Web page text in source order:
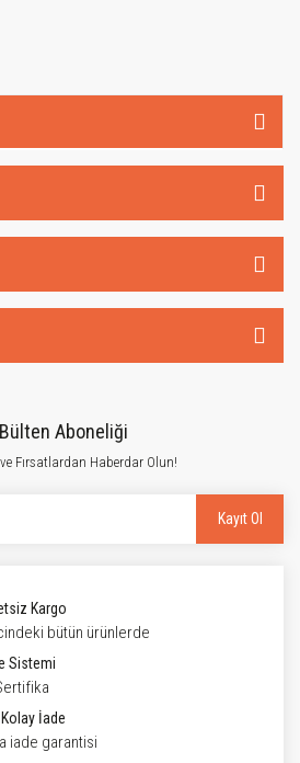
Aboneliği
Fırsatlardan Haberdar Olun!
Kayıt Ol
Kargo
bütün ürünlerde
Sistemi
İade
iade garantisi